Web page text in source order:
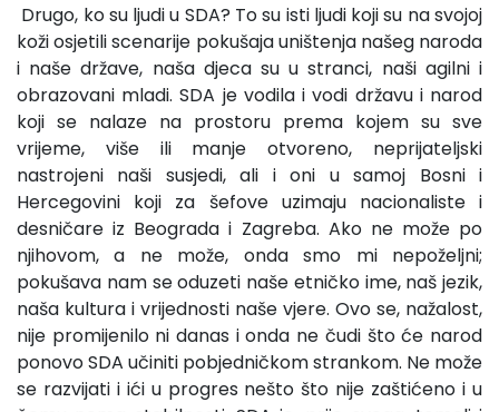
Drugo, ko su ljudi u SDA? To su isti ljudi koji su na svojoj
koži osjetili scenarije pokušaja uništenja našeg naroda
i naše države, naša djeca su u stranci, naši agilni i
obrazovani mladi. SDA je vodila i vodi državu i narod
koji se nalaze na prostoru prema kojem su sve
vrijeme, više ili manje otvoreno, neprijateljski
nastrojeni naši susjedi, ali i oni u samoj Bosni i
Hercegovini koji za šefove uzimaju nacionaliste i
desničare iz Beograda i Zagreba. Ako ne može po
njihovom, a ne može, onda smo mi nepoželjni;
pokušava nam se oduzeti naše etničko ime, naš jezik,
naša kultura i vrijednosti naše vjere. Ovo se, nažalost,
nije promijenilo ni danas i onda ne čudi što će narod
ponovo SDA učiniti pobjedničkom strankom. Ne može
se razvijati i ići u progres nešto što nije zaštićeno i u